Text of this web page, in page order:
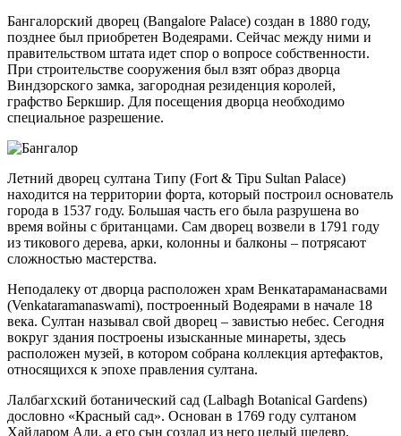
Бангалорский дворец (Bangalore Palace) создан в 1880 году,
позднее был приобретен Водеярами. Сейчас между ними и
правительством штата идет спор о вопросе собственности.
При строительстве сооружения был взят образ дворца
Виндзорского замка, загородная резиденция королей,
графство Беркшир. Для посещения дворца необходимо
специальное разрешение.
Летний дворец султана Типу (Fort & Tipu Sultan Palace)
находится на территории форта, который построил основатель
города в 1537 году. Большая часть его была разрушена во
время войны с британцами. Сам дворец возвели в 1791 году
из тикового дерева, арки, колонны и балконы – потрясают
сложностью мастерства.
Неподалеку от дворца расположен храм Венкатараманасвами
(Venkataramanaswami), построенный Водеярами в начале 18
века. Султан называл свой дворец – завистью небес. Сегодня
вокруг здания построены изысканные минареты, здесь
расположен музей, в котором собрана коллекция артефактов,
относящихся к эпохе правления султана.
Лалбагхский ботанический сад (Lalbagh Botanical Gardens)
дословно «Красный сад». Основан в 1769 году султаном
Хайдаром Али, а его сын создал из него целый шедевр,